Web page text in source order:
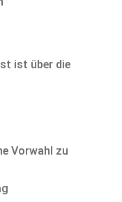
ist über die
Vorwahl zu